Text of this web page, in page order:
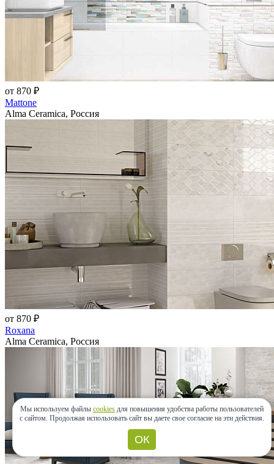
от 870 ₽
Mattone
Alma Ceramica, Россия
от 870 ₽
Roxana
Alma Ceramica, Россия
Мы используем файлы cookies для повышения удобства работы пользователей
с сайтом. Продолжая использовать сайт вы даете свое согласие на эти действия.
ОК